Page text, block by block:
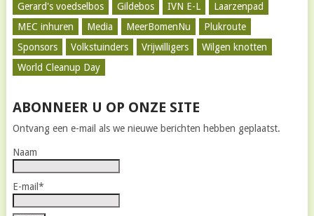
Gerard's voedselbos
Gildebos IVN E-L
Laarzenpad
MEC inhuren
Media MeerBomenNu
Plukroute
Sponsors
Volkstuinders Vrijwilligers
Wilgen knotten
World Cleanup Day
ABONNEER U OP ONZE SITE
Ontvang een e-mail als we nieuwe berichten hebben geplaatst.
Naam
E-mail*